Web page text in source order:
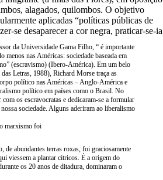
alagados, quilombos. O objetivo
aplicadas “políticas públicas de
se desaparecer a cor negra, praticar-se-ia
da Universidade Gama Filho, “ é importante
nas Américas: sociedade baseada em
(escravismo) (Ibero-América). Em um belo
Letras, 1988), Richard Morse traça as
político nas Américas – Anglo-América e
político em países como o Brasil. No
os escravocratas e dedicaram-se a formular
sociedade. Alguns aderiram ao liberalismo
marxismo foi
abundantes terras roxas, foi graciosamente
viessem a plantar cítricos. É a origem do
os 20 anos de ditadura, dominaram o